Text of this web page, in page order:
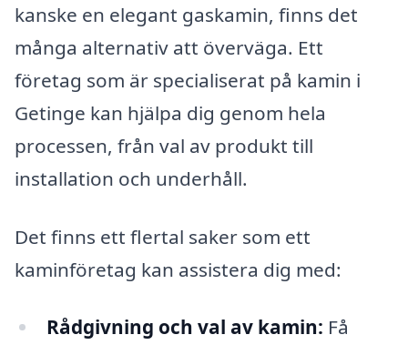
kanske en elegant gaskamin, finns det
många alternativ att överväga. Ett
företag som är specialiserat på kamin i
Getinge kan hjälpa dig genom hela
processen, från val av produkt till
installation och underhåll.
Det finns ett flertal saker som ett
kaminföretag kan assistera dig med:
Rådgivning och val av kamin: Få